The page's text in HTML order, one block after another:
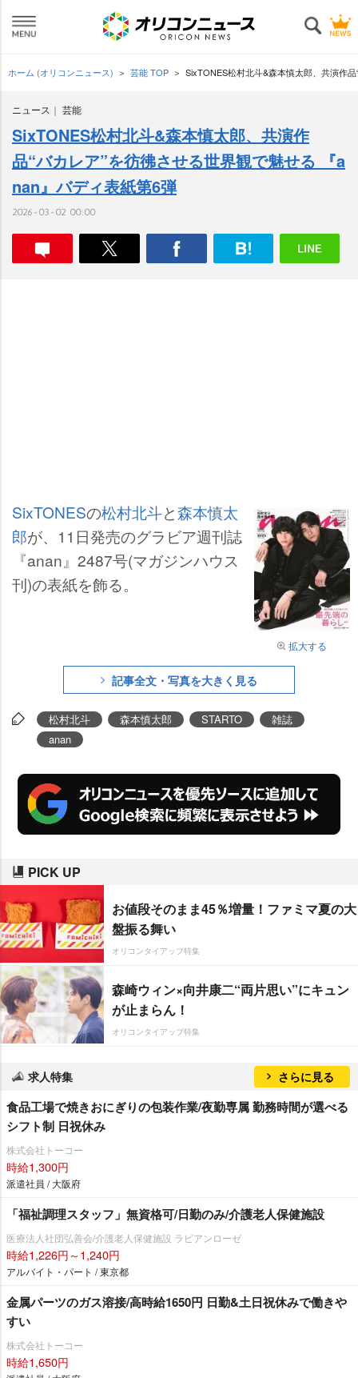
ホーム (オリコンニュース) 芸能 TOP SixTONES松村北斗&森本慎太郎、共演作
ニュース 芸能
SixTONES松村北斗&森本慎太郎、共演作
品“バカレア”を彷彿させる世界観で魅せる 『a
nan』バディ表紙第6弾
2026-03-02 00:00
拡大する
SixTONESの松村北斗と森本慎太
郎が、11日発売のグラビア週刊誌
『anan』2487号(マガジンハウス
刊)の表紙を飾る。
記事全文・写真を大きく見る
松村北斗 森本慎太郎 STARTO
雑誌
anan
PICK UP
お値段そのまま45％増量！ファミマ夏の大
盤振る舞い
オリコンタイアップ特集
森崎ウィン×向井康二“両片思い”にキュン
が止まらん！
オリコンタイアップ特集
求人特集 さらに見る
食品工場で焼きおにぎりの包装作業/夜勤専属 勤務時間が選べる
シフト制 日祝休み
株式会社トーコー
時給1,300円
派遣社員 / 大阪府
「福祉調理スタッフ」無資格可/日勤のみ/介護老人保健施設
医療法人社団弘善会/介護老人保健施設 ラビアンローゼ
時給1,226円～1,240円
アルバイト・パート / 東京都
金属パーツのガス溶接/高時給1650円 日勤&土日祝休みで働き
すい
株式会社トーコー
時給1,650円